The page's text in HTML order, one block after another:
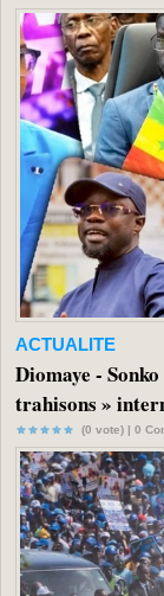
ACTUALITE
Diomaye -
trahisons »
(0 vote) | 0